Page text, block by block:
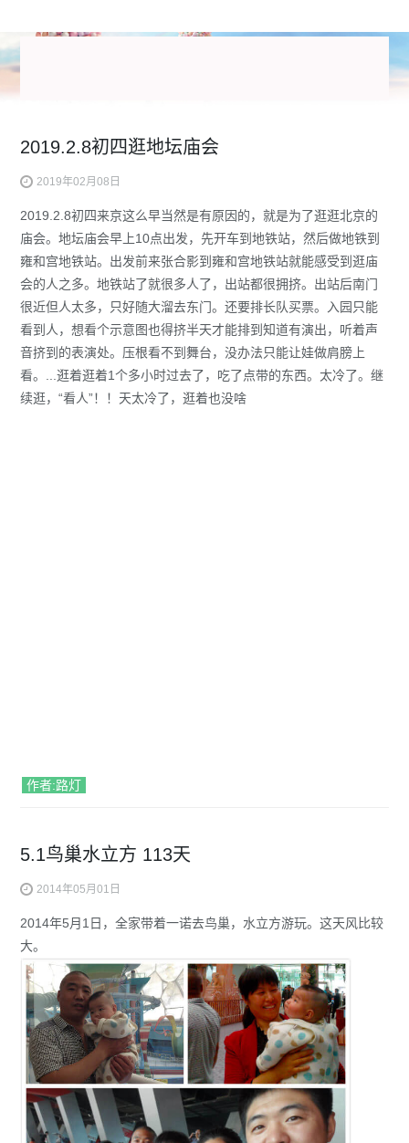
2019.2.8初四逛地坛庙会
2019年02月08日
2019.2.8初四来京这么早当然是有原因的，就是为了逛逛北京的
庙会。地坛庙会早上10点出发，先开车到地铁站，然后做地铁到
雍和宫地铁站。出发前来张合影到雍和宫地铁站就能感受到逛庙
会的人之多。地铁站了就很多人了，出站都很拥挤。出站后南门
很近但人太多，只好随大溜去东门。还要排长队买票。入园只能
看到人，想看个示意图也得挤半天才能排到知道有演出，听着声
音挤到的表演处。压根看不到舞台，没办法只能让娃做肩膀上
看。...逛着逛着1个多小时过去了，吃了点带的东西。太冷了。继
续逛，“看人”！！天太冷了，逛着也没啥
作者:路灯
5.1鸟巢水立方 113天
2014年05月01日
2014年5月1日，全家带着一诺去鸟巢，水立方游玩。这天风比较
大。